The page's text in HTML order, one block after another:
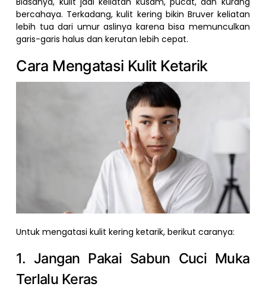
bercahaya. Terkadang, kulit kering bikin Bruver keliatan
lebih tua dari umur aslinya karena bisa memunculkan
garis-garis halus dan kerutan lebih cepat.
Cara Mengatasi Kulit Ketarik
Untuk mengatasi kulit kering ketarik, berikut caranya:
1. Jangan Pakai Sabun Cuci Muka
Terlalu Keras